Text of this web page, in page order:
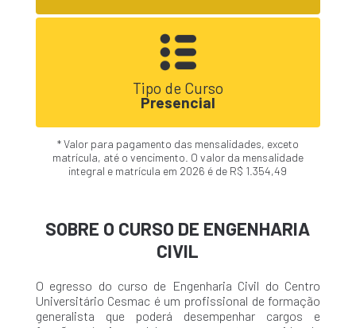
Tipo de Curso
Presencial
* Valor para pagamento das mensalidades, exceto
matrícula, até o vencimento. O valor da mensalidade
integral e matrícula em 2026 é de R$ 1.354,49
SOBRE O CURSO DE ENGENHARIA
CIVIL
O egresso do curso de Engenharia Civil do Centro
Universitário Cesmac é um profissional de formação
generalista que poderá desempenhar cargos e